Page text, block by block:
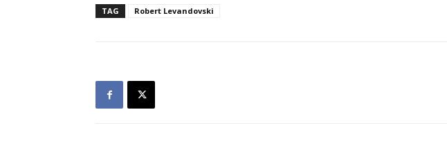
TAG Robert Levandovski